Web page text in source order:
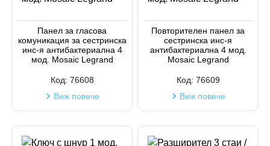
Панел за гласова
комуникация за сестринска
инс-я антибактериална 4
мод. Mosaic Legrand
Код: 76608
Виж повече
Повторителен панел за
сестринска инс-я
антибактериална 4 мод.
Mosaic Legrand
Код: 76609
Виж повече